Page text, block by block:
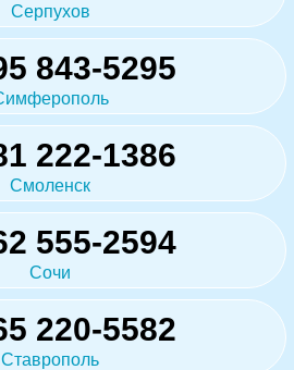
Серпухов
843-5295
222-1386
Смоленск
555-2594
Сочи
220-5582
Ставрополь